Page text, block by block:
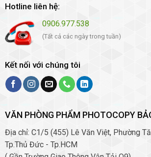
Hotline liên hệ:
0906.977.538
(Tất cả các ngày trong tuần)
Kết nối với chúng tôi
VĂN PHÒNG PHẨM PHOTOCOPY
Địa chỉ: C1/5 (455) Lê Văn Việt, Phường
Tp.Thủ Đức - Tp.HCM